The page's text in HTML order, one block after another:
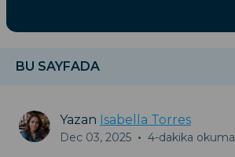
BU SAYFADA
Yazan Isabella Torres
Dec 03, 2025 • 4-dakika okuma